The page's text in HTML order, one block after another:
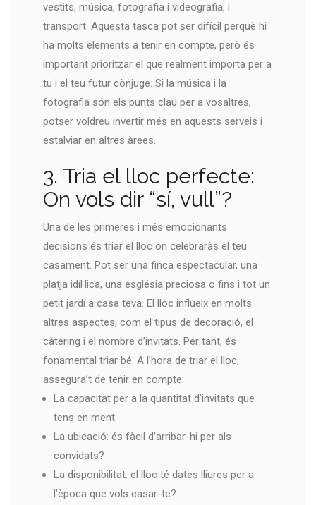
vestits, música, fotografia i videografia, i
transport. Aquesta tasca pot ser difícil perquè hi
ha molts elements a tenir en compte, però és
important prioritzar el que realment importa per a
tu i el teu futur cònjuge. Si la música i la
fotografia són els punts clau per a vosaltres,
potser voldreu invertir més en aquests serveis i
estalviar en altres àrees.
3. Tria el lloc perfecte:
On vols dir “sí, vull”?
Una de les primeres i més emocionants
decisions és triar el lloc on celebraràs el teu
casament. Pot ser una finca espectacular, una
platja idíl·lica, una església preciosa o fins i tot un
petit jardí a casa teva. El lloc influeix en molts
altres aspectes, com el tipus de decoració, el
càtering i el nombre d’invitats. Per tant, és
fonamental triar bé. A l’hora de triar el lloc,
assegura’t de tenir en compte:
La capacitat per a la quantitat d’invitats que
tens en ment.
La ubicació: és fàcil d’arribar-hi per als
convidats?
La disponibilitat: el lloc té dates lliures per a
l’època que vols casar-te?